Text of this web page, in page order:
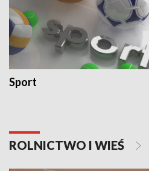
Sport
ROLNICTWO I WIEŚ